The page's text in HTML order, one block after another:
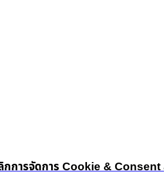
ารจัดการ Cookie & Consent